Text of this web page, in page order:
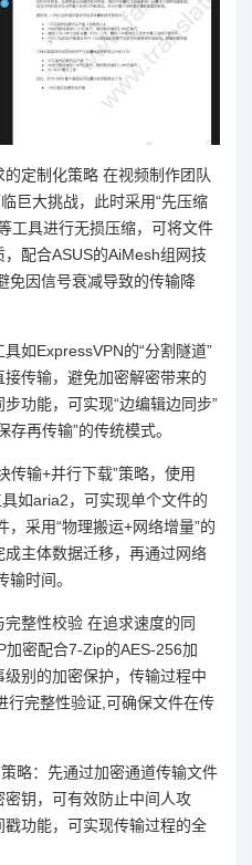
定制化策略 在视频制作团队
巨大挑战，此时采用“先压缩
工具进行无损压缩，可将文件
配合ASUS的AiMesh组网技
免因信号衰减导致的传输降
如ExpressVPN的“分割隧道”
传输，避免加密解密带来的
功能，可实现“边编辑边同步”
再传输”的传统模式。
传输+并行下载”策略，使用
如aria2，可实现单个文件的
采用“物理搬运+网络增量”的
主体数据迁移，再通过网络
时间。
整性校验 在追求速度的同
加密配合7-Zip的AES-256加
别的加密保护，传输过程中
行完整性验证,可确保文件在传
略：先通过加密通道传输文件
钥，可有效防止中间人攻
功能，可实现传输过程的全